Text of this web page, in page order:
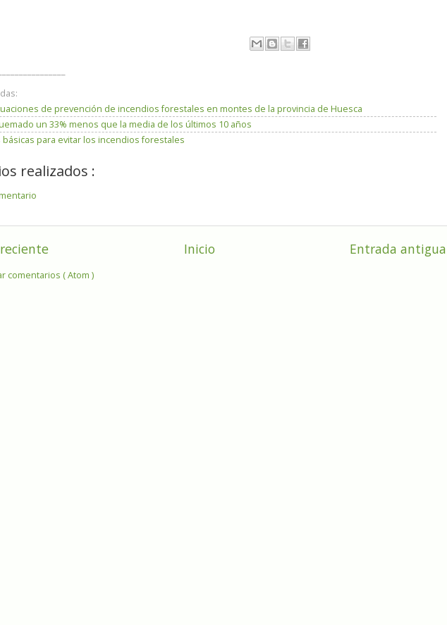
de prevención de incendios forestales en montes de la provincia de Huesca
un 33% menos que la media de los últimos 10 años
para evitar los incendios forestales
realizados :
Entrada antigua
Inicio
comentarios ( Atom )